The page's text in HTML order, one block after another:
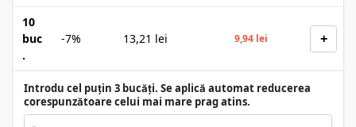
10
buc
.
-7% 13,21 lei 9,94 lei +
Introdu cel puțin 3 bucăți. Se aplică automat reducerea
corespunzătoare celui mai mare prag atins.